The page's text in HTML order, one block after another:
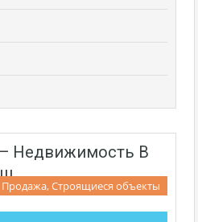
— Недвижимость В
Продажа, Строящиеся объекты